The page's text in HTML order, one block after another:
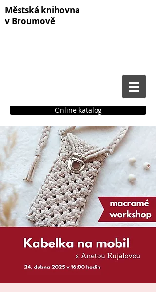
Městská knihovna
v Broumově
Online katalog
Čtenářské konto